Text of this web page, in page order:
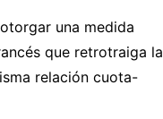
una medida
que retrotraiga la
relación cuota-